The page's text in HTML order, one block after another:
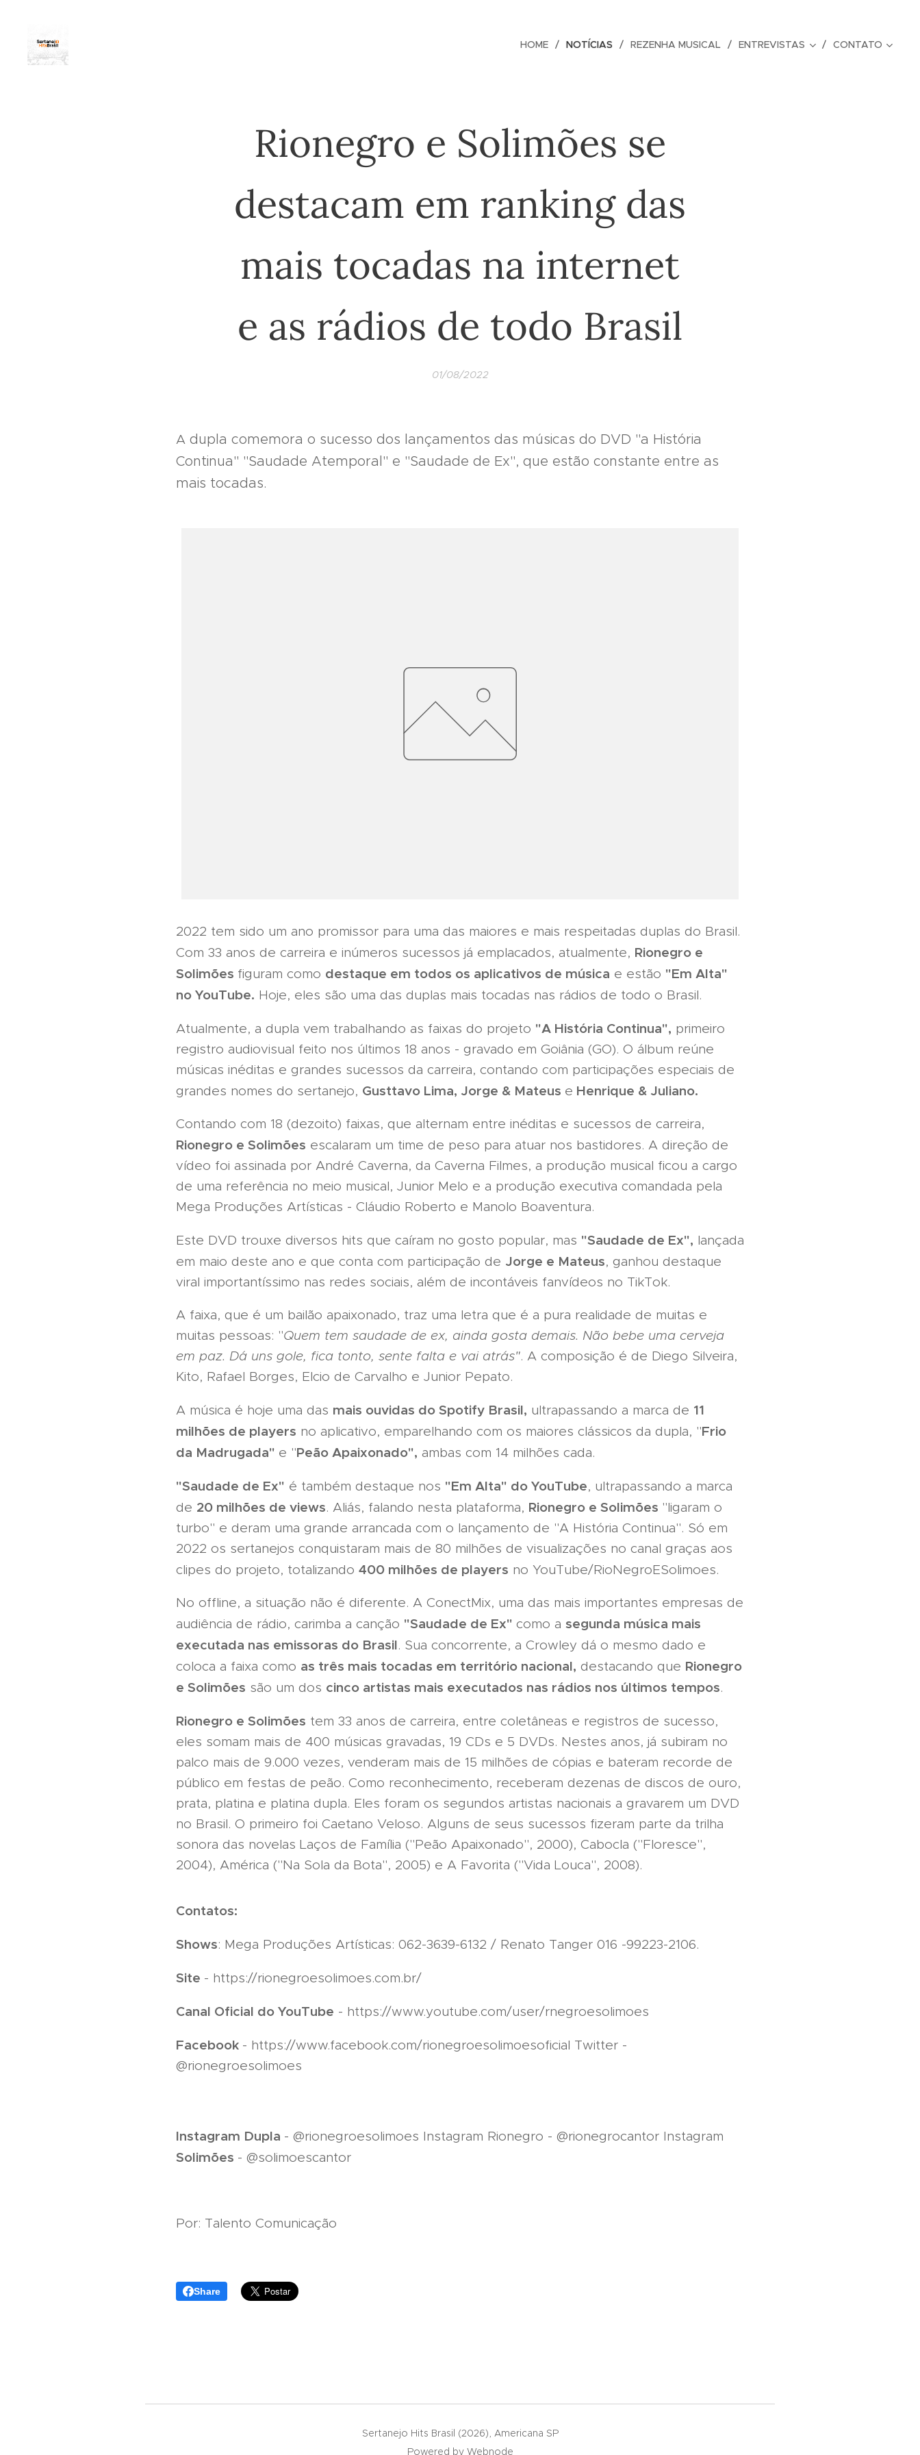
HOME NOTÍCIAS REZENHA MUSICAL ENTREVISTAS CONTATO
Rionegro e Solimões se
destacam em ranking das
mais tocadas na internet
e as rádios de todo Brasil
01/08/2022
A dupla comemora o sucesso dos lançamentos das músicas do DVD "a História
Continua" "Saudade Atemporal" e "Saudade de Ex", que estão constante entre as
mais tocadas.
2022 tem sido um ano promissor para uma das maiores e mais respeitadas duplas do Brasil.
Com 33 anos de carreira e inúmeros sucessos já emplacados, atualmente, Rionegro e
Solimões figuram como destaque em todos os aplicativos de música e estão "Em Alta"
no YouTube. Hoje, eles são uma das duplas mais tocadas nas rádios de todo o Brasil.
Atualmente, a dupla vem trabalhando as faixas do projeto "A História Continua", primeiro
registro audiovisual feito nos últimos 18 anos - gravado em Goiânia (GO). O álbum reúne
músicas inéditas e grandes sucessos da carreira, contando com participações especiais de
grandes nomes do sertanejo, Gusttavo Lima, Jorge & Mateus e Henrique & Juliano.
Contando com 18 (dezoito) faixas, que alternam entre inéditas e sucessos de carreira,
Rionegro e Solimões escalaram um time de peso para atuar nos bastidores. A direção de
vídeo foi assinada por André Caverna, da Caverna Filmes, a produção musical ficou a cargo
de uma referência no meio musical, Junior Melo e a produção executiva comandada pela
Mega Produções Artísticas - Cláudio Roberto e Manolo Boaventura.
Este DVD trouxe diversos hits que caíram no gosto popular, mas "Saudade de Ex", lançada
em maio deste ano e que conta com participação de Jorge e Mateus, ganhou destaque
viral importantíssimo nas redes sociais, além de incontáveis fanvídeos no TikTok.
A faixa, que é um bailão apaixonado, traz uma letra que é a pura realidade de muitas e
muitas pessoas: "Quem tem saudade de ex, ainda gosta demais. Não bebe uma cerveja
em paz. Dá uns gole, fica tonto, sente falta e vai atrás". A composição é de Diego Silveira,
Kito, Rafael Borges, Elcio de Carvalho e Junior Pepato.
A música é hoje uma das mais ouvidas do Spotify Brasil, ultrapassando a marca de 11
milhões de players no aplicativo, emparelhando com os maiores clássicos da dupla, "Frio
da Madrugada" e "Peão Apaixonado", ambas com 14 milhões cada.
"Saudade de Ex" é também destaque nos "Em Alta" do YouTube, ultrapassando a marca
de 20 milhões de views. Aliás, falando nesta plataforma, Rionegro e Solimões "ligaram o
turbo" e deram uma grande arrancada com o lançamento de "A História Continua". Só em
2022 os sertanejos conquistaram mais de 80 milhões de visualizações no canal graças aos
clipes do projeto, totalizando 400 milhões de players no YouTube/RioNegroESolimoes.
No offline, a situação não é diferente. A ConectMix, uma das mais importantes empresas de
audiência de rádio, carimba a canção "Saudade de Ex" como a segunda música mais
executada nas emissoras do Brasil. Sua concorrente, a Crowley dá o mesmo dado e
coloca a faixa como as três mais tocadas em território nacional, destacando que Rionegro
e Solimões são um dos cinco artistas mais executados nas rádios nos últimos tempos.
Rionegro e Solimões tem 33 anos de carreira, entre coletâneas e registros de sucesso,
eles somam mais de 400 músicas gravadas, 19 CDs e 5 DVDs. Nestes anos, já subiram no
palco mais de 9.000 vezes, venderam mais de 15 milhões de cópias e bateram recorde de
público em festas de peão. Como reconhecimento, receberam dezenas de discos de ouro,
prata, platina e platina dupla. Eles foram os segundos artistas nacionais a gravarem um DVD
no Brasil. O primeiro foi Caetano Veloso. Alguns de seus sucessos fizeram parte da trilha
sonora das novelas Laços de Família ("Peão Apaixonado", 2000), Cabocla ("Floresce",
2004), América ("Na Sola da Bota", 2005) e A Favorita ("Vida Louca", 2008).
Contatos:
Shows: Mega Produções Artísticas: 062-3639-6132 / Renato Tanger 016 -99223-2106.
Site - https://rionegroesolimoes.com.br/
Canal Oficial do YouTube - https://www.youtube.com/user/rnegroesolimoes
Facebook - https://www.facebook.com/rionegroesolimoesoficial Twitter -
@rionegroesolimoes
Instagram Dupla - @rionegroesolimoes Instagram Rionegro - @rionegrocantor Instagram
Solimões - @solimoescantor
Por: Talento Comunicação
Share
Sertanejo Hits Brasil (2026), Americana SP
Powered by Webnode